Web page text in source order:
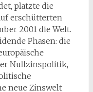
platzte die
erschütterten
2001 die Welt.
Phasen: die
Nullzinspolitik,
neue Zinswelt